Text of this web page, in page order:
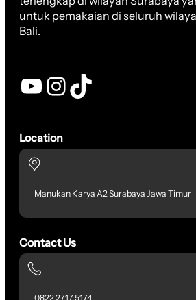
untuk pemakaian di seluruh
Bali.
YouTube InstagramTikTok
Location
Manukan Karya A2 Surabaya Jawa Timur
Contact Us
0822 2717 5174